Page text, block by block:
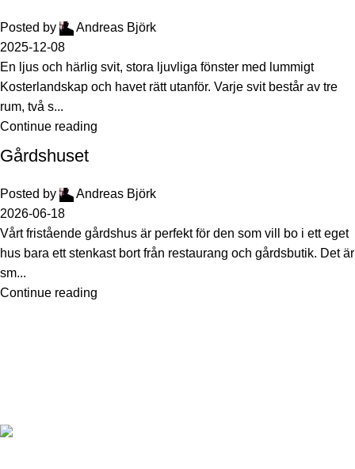
Posted by
Andreas Björk
2025-12-08
En ljus och härlig svit, stora ljuvliga fönster med lummigt
Kosterlandskap och havet rätt utanför. Varje svit består av tre
rum, två s...
Continue reading
Gårdshuset
Posted by
Andreas Björk
2026-06-18
Vårt fristående gårdshus är perfekt för den som vill bo i ett eget
hus bara ett stenkast bort från restaurang och gårdsbutik. Det är
sm...
Continue reading